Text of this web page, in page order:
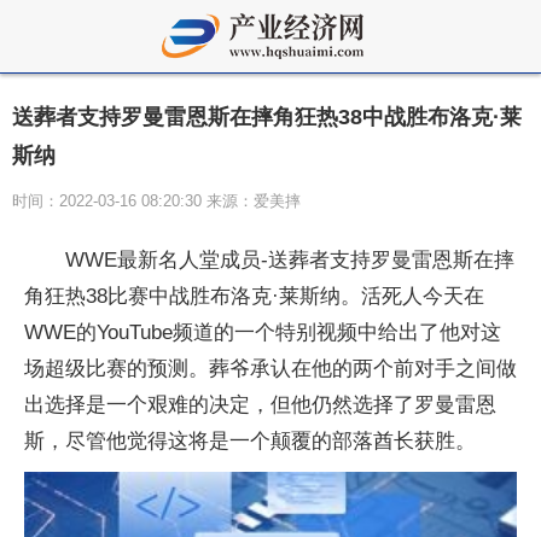
送葬者支持罗曼雷恩斯在摔角狂热38中战胜布洛克·莱
斯纳
时间：2022-03-16 08:20:30 来源：爱美摔
WWE最新名人堂成员-送葬者支持罗曼雷恩斯在摔
角狂热38比赛中战胜布洛克·莱斯纳。活死人今天在
WWE的YouTube频道的一个特别视频中给出了他对这
场超级比赛的预测。葬爷承认在他的两个前对手之间做
出选择是一个艰难的决定，但他仍然选择了罗曼雷恩
斯，尽管他觉得这将是一个颠覆的部落酋长获胜。